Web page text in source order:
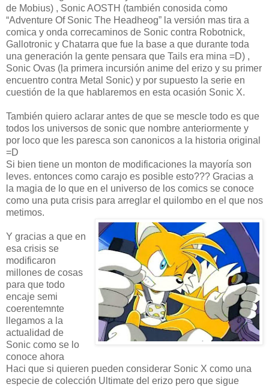
de Mobius) , Sonic AOSTH (también conosida como
“Adventure Of Sonic The Headheog” la versión mas tira a
comica y onda correcaminos de Sonic contra Robotnick,
Gallotronic y Chatarra que fue la base a que durante toda
una generación la gente pensara que Tails era mina =D) ,
Sonic Ovas (la primera incursión anime del erizo y su primer
encuentro contra Metal Sonic) y por supuesto la serie en
cuestión de la que hablaremos en esta ocasión Sonic X.
También quiero aclarar antes de que se mescle todo es que
todos los universos de sonic que nombre anteriormente y
por loco que les paresca son canonicos a la historia original
=D
Si bien tiene un monton de modificaciones la mayoría son
leves. entonces como carajo es posible esto??? Gracias a
la magia de lo que en el universo de los comics se conoce
como una puta crisis para arreglar el quilombo en el que nos
metimos.
Y gracias a que en
esa crisis se
modificaron
millones de cosas
para que todo
encaje semi
coerentemnte
llegamos a la
actualidad de
Sonic como se lo
conoce ahora
Haci que si quieren pueden considerar Sonic X como una
especie de colección Ultimate del erizo pero que sigue